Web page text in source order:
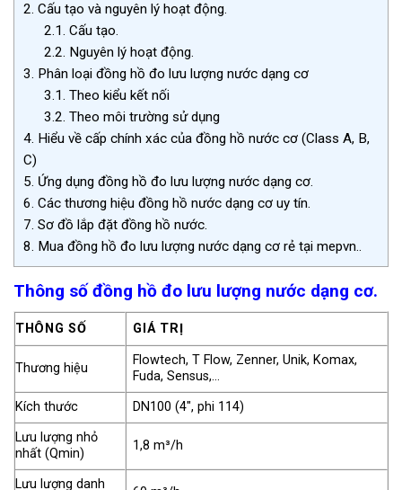
2. Cấu tạo và nguyên lý hoạt động.
2.1. Cấu tạo.
2.2. Nguyên lý hoạt động.
3. Phân loại đồng hồ đo lưu lượng nước dạng cơ
3.1. Theo kiểu kết nối
3.2. Theo môi trường sử dụng
4. Hiểu về cấp chính xác của đồng hồ nước cơ (Class A, B,
C)
5. Ứng dụng đồng hồ đo lưu lượng nước dạng cơ.
6. Các thương hiệu đồng hồ nước dạng cơ uy tín.
7. Sơ đồ lắp đặt đồng hồ nước.
8. Mua đồng hồ đo lưu lượng nước dạng cơ rẻ tại mepvn..
Thông số đồng hồ đo lưu lượng nước dạng cơ.
THÔNG SỐ GIÁ TRỊ
Thương hiệu
Flowtech, T Flow, Zenner, Unik, Komax,
Fuda, Sensus,…
Kích thước
DN100 (4″, phi 114)
Lưu lượng nhỏ
nhất (Qmin)
1,8 m³/h
Lưu lượng danh